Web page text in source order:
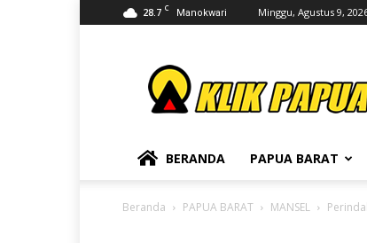
28.7 C Manokwari Minggu, Agustus 9,
BERANDA PAPUA BARAT
Beranda PAPUA BARAT MANSEL